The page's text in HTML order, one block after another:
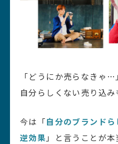
「どうにか売らなきゃ…
自分らしくない売り込
今は「自分のブランド
逆効果 」と言うことが